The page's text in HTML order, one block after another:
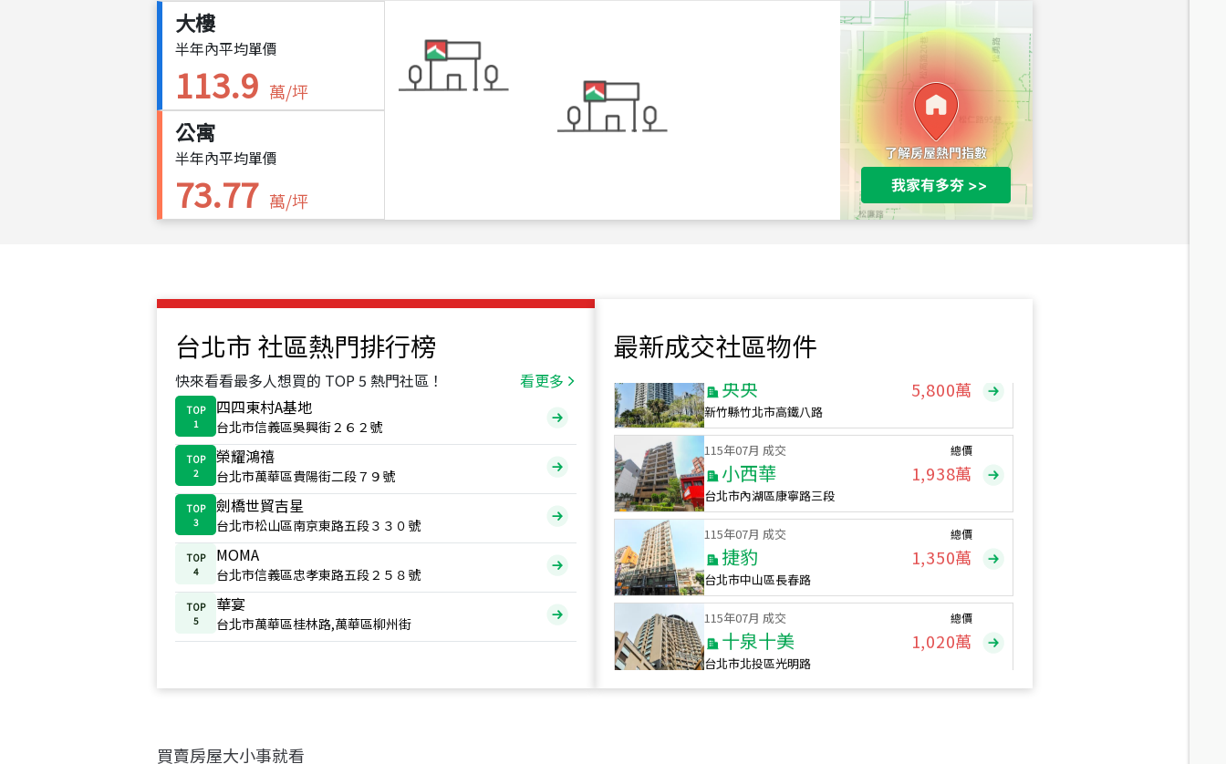
大樓
半年內平均單價
113.9 萬/坪
公寓
半年內平均單價
73.77 萬/坪
台北市 社區熱門排行榜
快來看看最多人想買的 TOP 5 熱門社區！ 看更多
TOP
1
四四東村A基地
台北市信義區吳興街２６２號
TOP
2
榮耀鴻禧
台北市萬華區貴陽街二段７９號
TOP
3
劍橋世貿吉星
台北市松山區南京東路五段３３０號
TOP
4
MOMA
台北市信義區忠孝東路五段２５８號
TOP
5
華宴
台北市萬華區桂林路,萬華區柳州街
最新成交社區物件
總價
1,020萬
總價
490萬
新竹市新竹市慈祥路
總價
1,808萬
115年07月 成交
央央
新竹縣竹北市高鐵八路
115年07月 成交
小西華
台北市內湖區康寧路三段
總價
1,938萬
115年07月 成交
捷豹
台北市中山區長春路
總價
1,350萬
115年07月 成交
十泉十美
台北市北投區光明路
總價
1,020萬
買賣房屋大小事就看